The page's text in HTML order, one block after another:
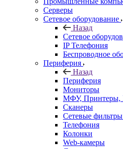
Серверы
Сетевое оборудование
Назад
Сетевое
IP Телефония
Беспроводное
Периферия
Назад
Периферия
Мониторы
МФУ, Принтеры,
Сканеры
Сетевые
Телефония
Колонки
Web-камеры